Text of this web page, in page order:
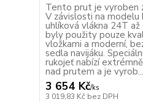
Tento prut je vyroben
V závislosti na modelu
uhlíková vlákna 24T
byly použity pouze
vložkami a moderní,
sedla navijáku.
rukojeť nabízí
nad prutem a je vyrob...
3 654 Kč/ks
3 019,83 Kč bez DPH